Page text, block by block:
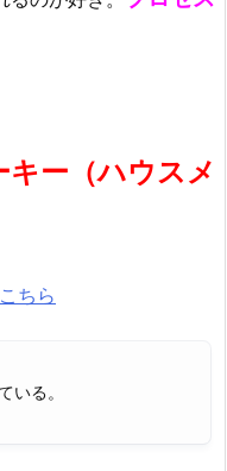
ー（ハウスメ
ちら
いる。